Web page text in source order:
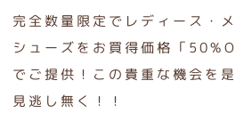
完全数量限定でレディース・
シューズをお買得価格「
でご提供！この貴重な機会を
見逃し無く！！